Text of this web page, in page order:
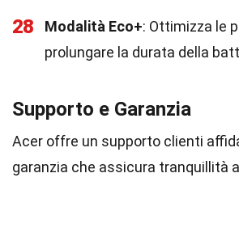
28 Modalità Eco+: Ottimizza le
prolungare la durata della
Supporto e Garanzia
Acer offre un supporto clienti
garanzia che assicura tranquillità